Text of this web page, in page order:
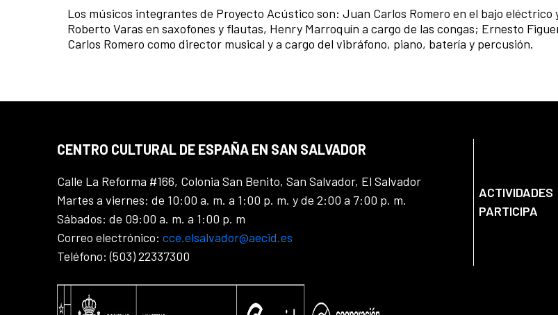
Los músicos integrantes de Proyecto Acústico son: Juan Carlos Romero en el bajo
Roberto Varas en saxofones y flautas, Henry Marroquín a cargo de las congas; Ernesto
Carlos Romero como director musical y a cargo del vibráfono, piano, batería y percusión.
CENTRO CULTURAL DE ESPAÑA EN SAN SALVADOR
Calle La Reforma #166, Colonia San Benito, San Salvador, El Salvador
Martes a viernes: de 10:00 a. m. a 1:00 p. m. y de 2:00 a 7:00 p. m.
Sábados: de 09:00 a. m. a 1:00 p. m
Correo electrónico: cce.elsalvador@aecid.es
Teléfono: (503) 22337300
ACTIVIDADES
PARTICIPA